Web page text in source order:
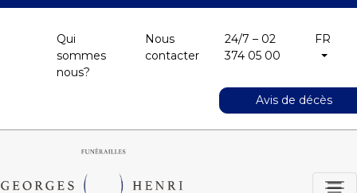
Qui
sommes
nous?
Nous
contacter
24/7 – 02
374 05 00
FR
Avis de décès